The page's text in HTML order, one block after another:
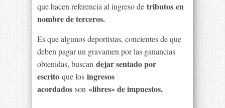
que hacen referencia al ingreso de tributos en
nombre de terceros.
Es que algunos deportistas, concientes de que
deben pagar un gravamen por las ganancias
obtenidas, buscan dejar sentado por
escrito que los ingresos
acordados son «libres» de impuestos.